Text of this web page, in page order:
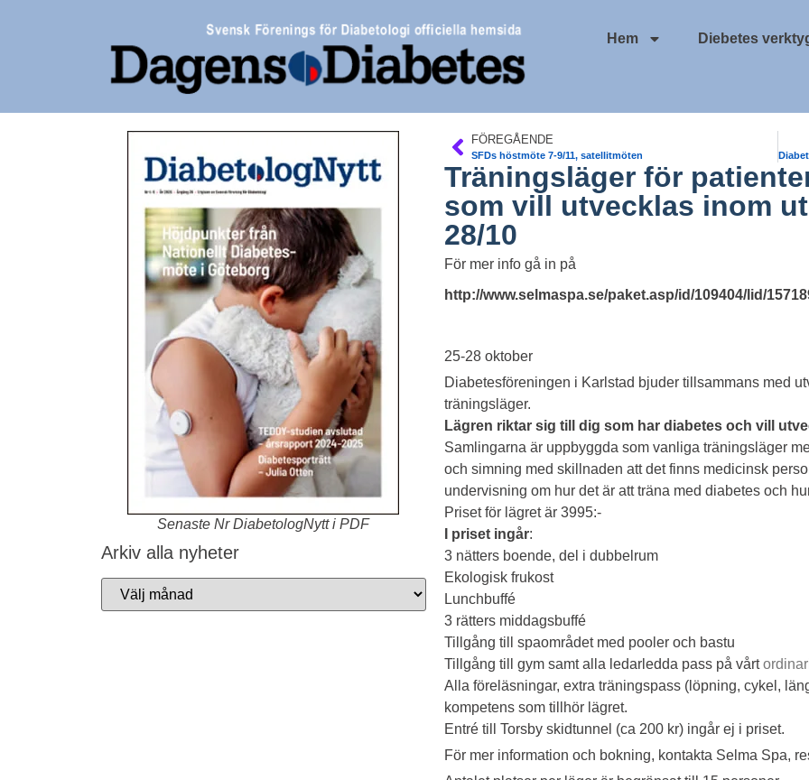
Hem Diebetes
Senaste Nr DiabetologNytt i PDF
Arkiv alla nyheter
FÖREGÅENDE
SFDs höstmöte 7-9/11, satellitmöten
Träningsläger för
som vill utvecklas inom
28/10
För mer info gå in på
http://www.selmaspa.se/paket.asp/id/109404/lid/
25-28 oktober
Diabetesföreningen i Karlstad bjuder tillsammans med
träningsläger.
Lägren riktar sig till dig som har diabetes och vill
Samlingarna är uppbyggda som vanliga träningsläger
och simning med skillnaden att det finns medicinsk
undervisning om hur det är att träna med diabetes och
Priset för lägret är 3995:-
I priset ingår:
3 nätters boende, del i dubbelrum
Ekologisk frukost
Lunchbuffé
3 rätters middagsbuffé
Tillgång till spaområdet med pooler och bastu
Tillgång till gym samt alla ledarledda pass på vårt
Alla föreläsningar, extra träningspass (löpning, cykel,
kompetens som tillhör lägret.
Entré till Torsby skidtunnel (ca 200 kr) ingår ej i priset.
För mer information och bokning, kontakta Selma Spa,